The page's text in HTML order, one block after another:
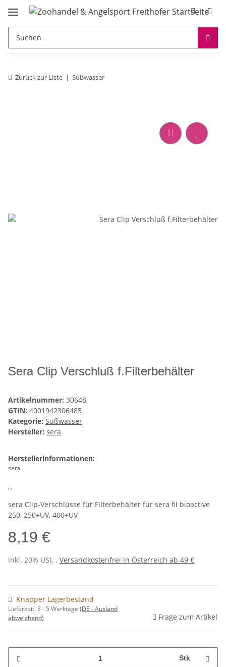
Zurück zur Liste Süßwasser
Sera Clip Verschluß f.Filterbehälter
Artikelnummer: 30648
GTIN: 4001942306485
Kategorie: Süßwasser
Hersteller: sera
Herstellerinformationen:
sera
, ,
sera Clip-Verschlüsse für Filterbehälter für sera fil bioactive
250, 250+UV, 400+UV
8,19 €
inkl. 20% USt. , Versandkostenfrei in Österreich ab 49 €
Knapper Lagerbestand
Lieferzeit:3 - 5 Werktage (DE - Ausland
abweichend)
Frage zum Artikel
Stk